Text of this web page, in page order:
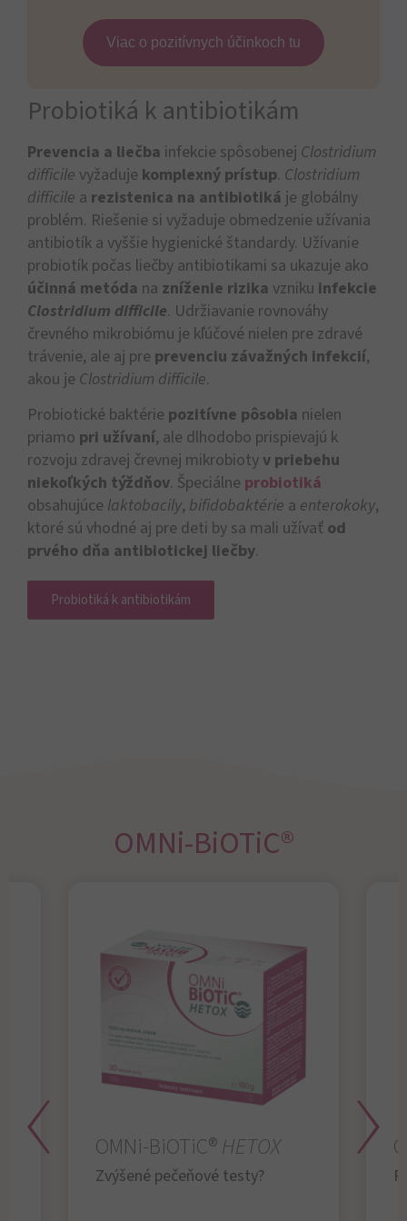
Viac o pozitívnych účinkoch tu
Probiotiká k antibiotikám
Prevencia a liečba infekcie spôsobenej Clostridium
difficile vyžaduje komplexný prístup. Clostridium
difficile a rezistenica na antibiotiká je globálny
problém. Riešenie si vyžaduje obmedzenie užívania
antibiotík a vyššie hygienické štandardy. Užívanie
probiotík počas liečby antibiotikami sa ukazuje ako
účinná metóda na zníženie rizika vzniku infekcie
Clostridium difficile. Udržiavanie rovnováhy
črevného mikrobiómu je kľúčové nielen pre zdravé
trávenie, ale aj pre prevenciu závažných infekcií,
akou je Clostridium difficile.
Probiotické baktérie pozitívne pôsobia nielen
priamo pri užívaní, ale dlhodobo prispievajú k
rozvoju zdravej črevnej mikrobioty v priebehu
niekoľkých týždňov. Špeciálne probiotiká
obsahujúce laktobacily, bifidobaktérie a enterokoky,
ktoré sú vhodné aj pre deti by sa mali užívať od
prvého dňa antibiotickej liečby.
Probiotiká k antibiotikám
OMNi-BiOTiC®
OMNi-BiOTiC®HETOX
Zvýšené pečeňové testy?